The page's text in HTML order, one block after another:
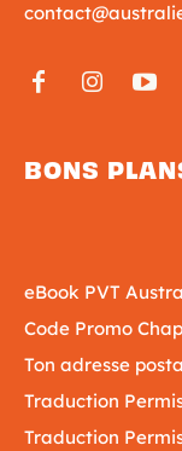
BONS
eBook PVT
Code Promo
Ton adresse
Traduction
Traduction